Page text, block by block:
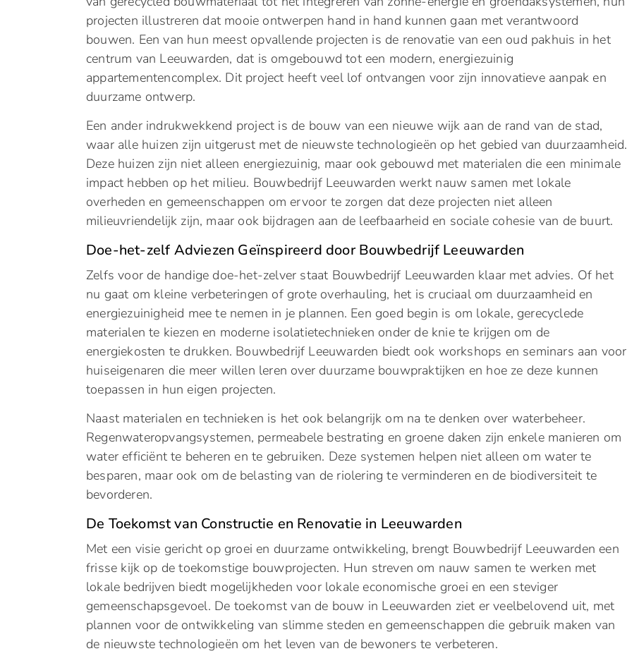
projecten illustreren dat mooie ontwerpen hand in hand kunnen gaan met verantwoord
bouwen. Een van hun meest opvallende projecten is de renovatie van een oud pakhuis in het
centrum van Leeuwarden, dat is omgebouwd tot een modern, energiezuinig
appartementencomplex. Dit project heeft veel lof ontvangen voor zijn innovatieve aanpak en
duurzame ontwerp.
Een ander indrukwekkend project is de bouw van een nieuwe wijk aan de rand van de stad,
waar alle huizen zijn uitgerust met de nieuwste technologieën op het gebied van duurzaamheid.
Deze huizen zijn niet alleen energiezuinig, maar ook gebouwd met materialen die een minimale
impact hebben op het milieu. Bouwbedrijf Leeuwarden werkt nauw samen met lokale
overheden en gemeenschappen om ervoor te zorgen dat deze projecten niet alleen
milieuvriendelijk zijn, maar ook bijdragen aan de leefbaarheid en sociale cohesie van de buurt.
Doe-het-zelf Adviezen Geïnspireerd door Bouwbedrijf Leeuwarden
Zelfs voor de handige doe-het-zelver staat Bouwbedrijf Leeuwarden klaar met advies. Of het
nu gaat om kleine verbeteringen of grote overhauling, het is cruciaal om duurzaamheid en
energiezuinigheid mee te nemen in je plannen. Een goed begin is om lokale, gerecyclede
materialen te kiezen en moderne isolatietechnieken onder de knie te krijgen om de
energiekosten te drukken. Bouwbedrijf Leeuwarden biedt ook workshops en seminars aan voor
huiseigenaren die meer willen leren over duurzame bouwpraktijken en hoe ze deze kunnen
toepassen in hun eigen projecten.
Naast materialen en technieken is het ook belangrijk om na te denken over waterbeheer.
Regenwateropvangsystemen, permeabele bestrating en groene daken zijn enkele manieren om
water efficiënt te beheren en te gebruiken. Deze systemen helpen niet alleen om water te
besparen, maar ook om de belasting van de riolering te verminderen en de biodiversiteit te
bevorderen.
De Toekomst van Constructie en Renovatie in Leeuwarden
Met een visie gericht op groei en duurzame ontwikkeling, brengt Bouwbedrijf Leeuwarden een
frisse kijk op de toekomstige bouwprojecten. Hun streven om nauw samen te werken met
lokale bedrijven biedt mogelijkheden voor lokale economische groei en een steviger
gemeenschapsgevoel. De toekomst van de bouw in Leeuwarden ziet er veelbelovend uit, met
plannen voor de ontwikkeling van slimme steden en gemeenschappen die gebruik maken van
de nieuwste technologieën om het leven van de bewoners te verbeteren.